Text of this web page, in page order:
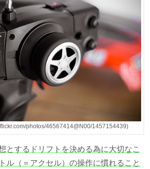
photos/46567414@N00/1457154439)
とするドリフトを決める為に大切なこ
ル（＝アクセル）の操作に慣れること